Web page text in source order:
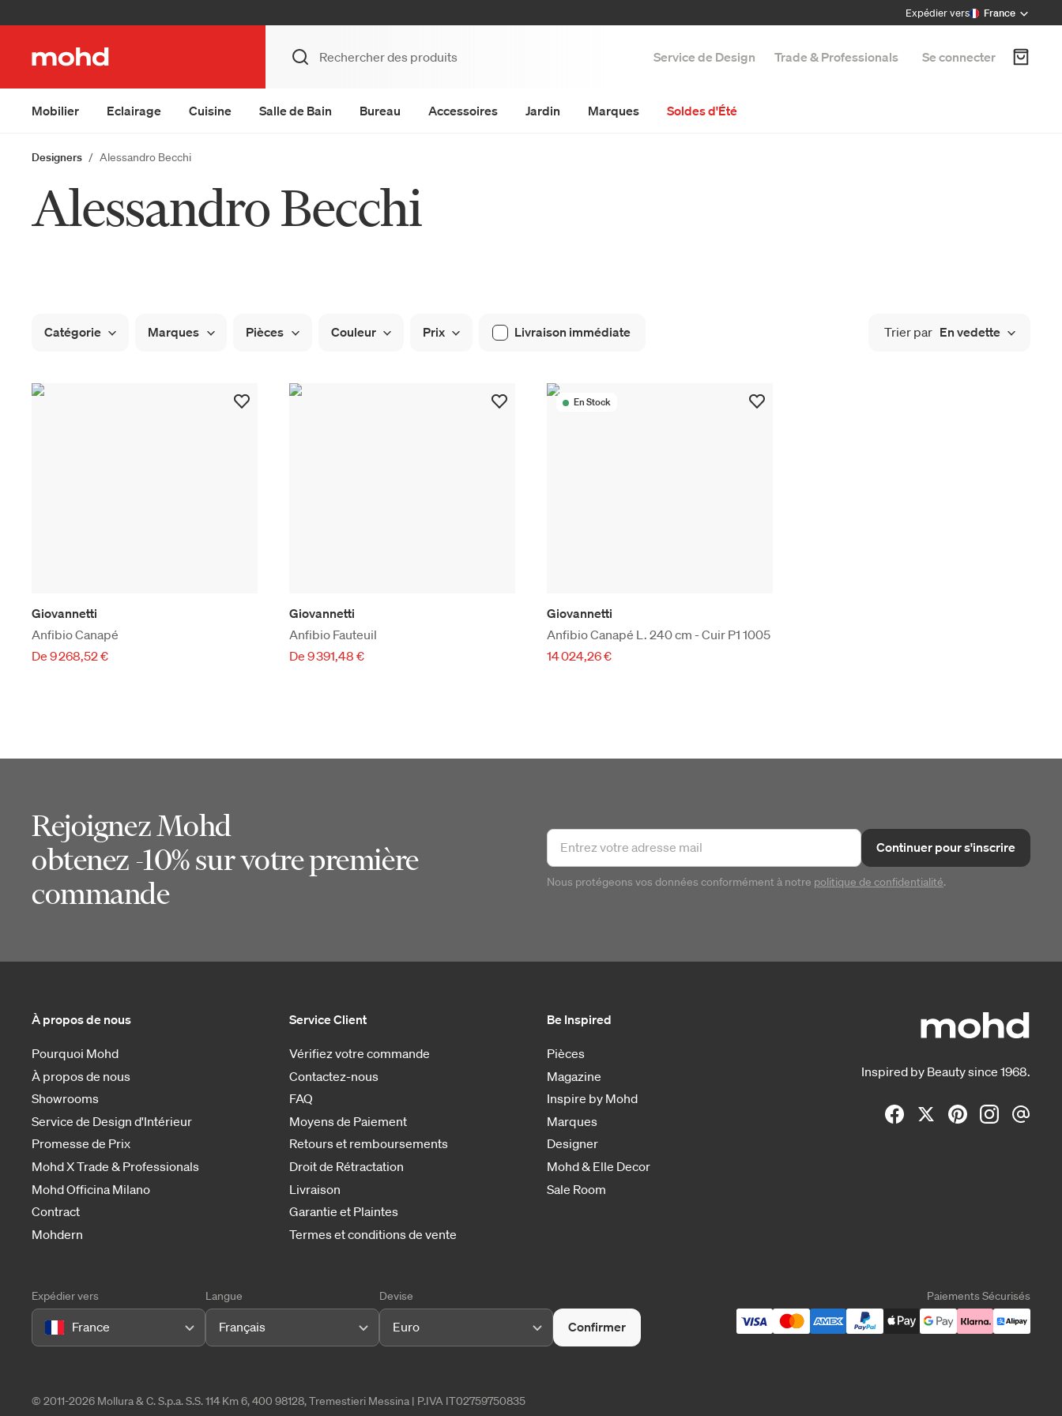
Expédier vers France
Service de Design Trade & Professionals Se connecter
Mobilier Eclairage Cuisine Salle de Bain Bureau Accessoires Jardin Marques Soldes d'Été
Designers Alessandro Becchi
Alessandro Becchi
Catégorie Marques Pièces Couleur Prix Livraison immédiate Trier par En vedette
Giovannetti
Anfibio Canapé
De 9 268,52 €
Giovannetti
Anfibio Fauteuil
De 9 391,48 €
En Stock
Giovannetti
Anfibio Canapé L. 240 cm - Cuir P1 1005
14 024,26 €
Rejoignez Mohd
obtenez -10% sur votre première
commande
Continuer pour s'inscrire
Nous protégeons vos données conformément à notre politique de confidentialité.
Inspired by Beauty since 1968.
À propos de nous
Pourquoi Mohd
À propos de nous
Showrooms
Service de Design d'Intérieur
Promesse de Prix
Mohd X Trade & Professionals
Mohd Officina Milano
Contract
Mohdern
Service Client
Vérifiez votre commande
Contactez-nous
FAQ
Moyens de Paiement
Retours et remboursements
Droit de Rétractation
Livraison
Garantie et Plaintes
Termes et conditions de vente
Be Inspired
Pièces
Magazine
Inspire by Mohd
Marques
Designer
Mohd & Elle Decor
Sale Room
Expédier vers
France
Langue
Français
Devise
Euro Confirmer
Paiements Sécurisés
© 2011-2026 Mollura & C. S.p.a. S.S. 114 Km 6, 400 98128, Tremestieri Messina | P.IVA IT02759750835